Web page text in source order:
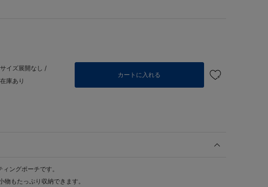
サイズ展開なし /
在庫あり
カートに入れる
ングポーチです。
物もたっぷり収納できます。